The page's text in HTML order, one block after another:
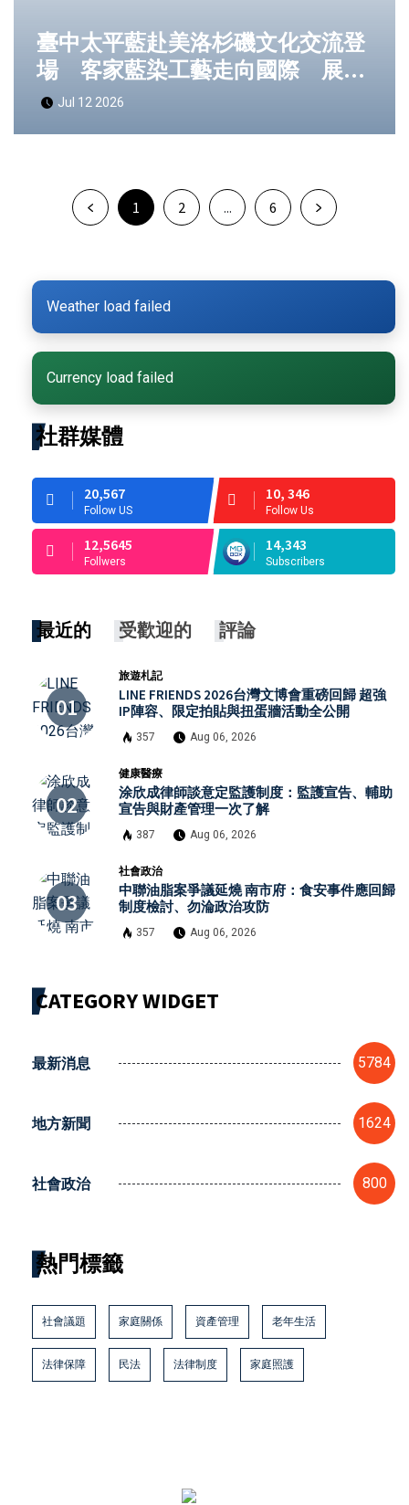
臺中太平藍赴美洛杉磯文化交流登
場 客家藍染工藝走向國際 展現
「越在地、越國際」精神
Jul 12 2026
1 2 ... 6
Weather load failed
Currency load failed
社群媒體
20,567
Follow US
10, 346
Follow Us
12,5645
Follwers
14,343
Subscribers
最近的 受歡迎的 評論
旅遊札記
LINE FRIENDS 2026台灣文博會重磅回歸 超強
IP陣容、限定拍貼與扭蛋牆活動全公開
357 Aug 06, 2026
健康醫療
涂欣成律師談意定監護制度：監護宣告、輔助
宣告與財產管理一次了解
387 Aug 06, 2026
社會政治
中聯油脂案爭議延燒 南市府：食安事件應回歸
制度檢討、勿淪政治攻防
357 Aug 06, 2026
CATEGORY WIDGET
最新消息 5784
地方新聞 1624
社會政治 800
熱門標籤
社會議題 家庭關係 資產管理 老年生活
法律保障 民法 法律制度 家庭照護